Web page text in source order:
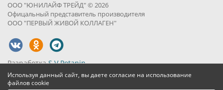
Используя данный сайт, вы даете согласие на использование
файлов cookie
ООО "ЮНИЛАЙФ ТРЕЙД" © 2026
Офицальный представитель производителя
ООО "ПЕРВЫЙ ЖИВОЙ КОЛЛАГЕН"
РазработкаS.V.Potanin